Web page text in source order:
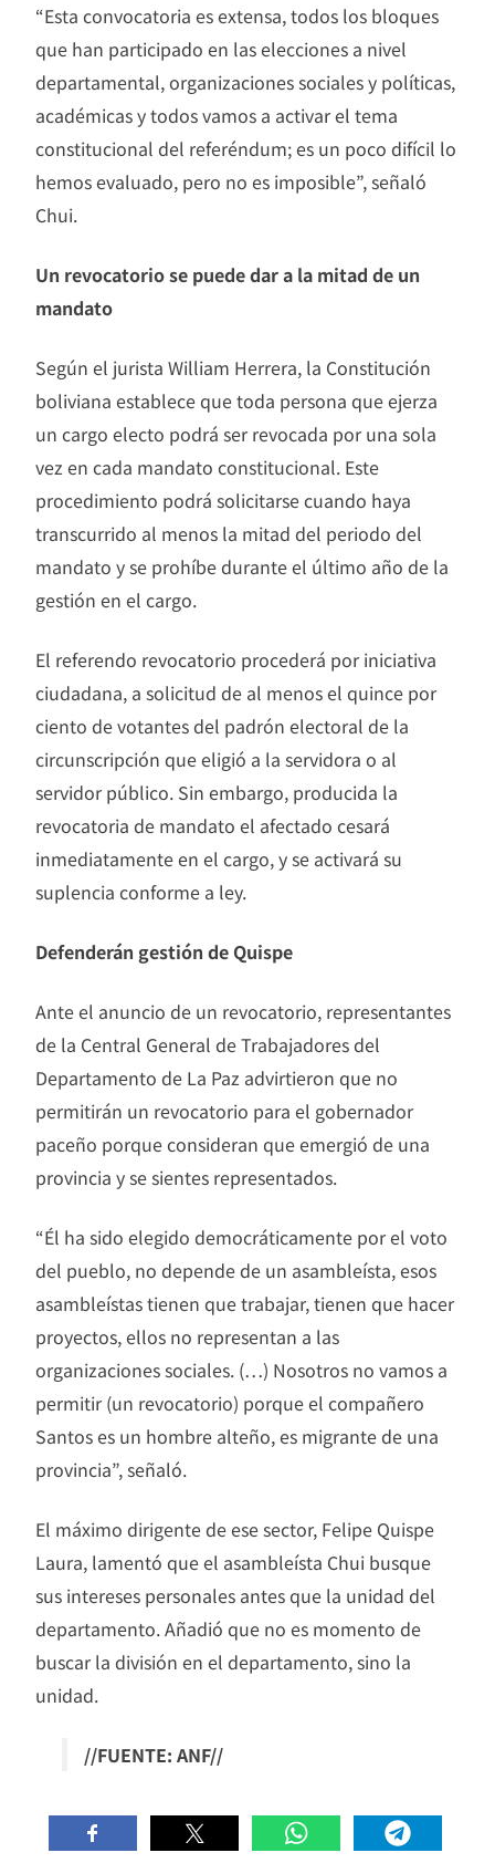
“Esta convocatoria es extensa, todos los bloques
que han participado en las elecciones a nivel
departamental, organizaciones sociales y políticas,
académicas y todos vamos a activar el tema
constitucional del referéndum; es un poco difícil lo
hemos evaluado, pero no es imposible”, señaló
Chui.
Un revocatorio se puede dar a la mitad de un
mandato
Según el jurista William Herrera, la Constitución
boliviana establece que toda persona que ejerza
un cargo electo podrá ser revocada por una sola
vez en cada mandato constitucional. Este
procedimiento podrá solicitarse cuando haya
transcurrido al menos la mitad del periodo del
mandato y se prohíbe durante el último año de la
gestión en el cargo.
El referendo revocatorio procederá por iniciativa
ciudadana, a solicitud de al menos el quince por
ciento de votantes del padrón electoral de la
circunscripción que eligió a la servidora o al
servidor público. Sin embargo, producida la
revocatoria de mandato el afectado cesará
inmediatamente en el cargo, y se activará su
suplencia conforme a ley.
Defenderán gestión de Quispe
Ante el anuncio de un revocatorio, representantes
de la Central General de Trabajadores del
Departamento de La Paz advirtieron que no
permitirán un revocatorio para el gobernador
paceño porque consideran que emergió de una
provincia y se sientes representados.
“Él ha sido elegido democráticamente por el voto
del pueblo, no depende de un asambleísta, esos
asambleístas tienen que trabajar, tienen que hacer
proyectos, ellos no representan a las
organizaciones sociales. (…) Nosotros no vamos a
permitir (un revocatorio) porque el compañero
Santos es un hombre alteño, es migrante de una
provincia”, señaló.
El máximo dirigente de ese sector, Felipe Quispe
Laura, lamentó que el asambleísta Chui busque
sus intereses personales antes que la unidad del
departamento. Añadió que no es momento de
buscar la división en el departamento, sino la
unidad.
//FUENTE: ANF//